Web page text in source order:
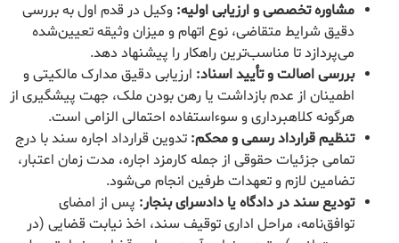
مشاوره تخصصی و ارزیابی اولیه: وکیل در قدم اول به بررسی
دقیق شرایط متقاضی، نوع اتهام و میزان وثیقه تعیین‌شده
می‌پردازد تا مناسب‌ترین راهکار را پیشنهاد دهد.
بررسی اصالت و تأیید اسناد: ارزیابی دقیق مدارک مالکیتی و
اطمینان از عدم بازداشت یا رهن بودن ملک، جهت پیشگیری از
هرگونه کلاهبرداری و سوءاستفاده احتمالی الزامی است.
تنظیم قرارداد رسمی و محکم: تدوین قرارداد اجاره سند با درج
تمامی جزئیات حقوقی از جمله کارمزد اجاره، مدت زمان اعتبار،
تضامین لازم و تعهدات طرفین انجام می‌شود.
تودیع سند در دادگاه یا دادسرای بنجار: پس از امضای
توافق‌نامه، مراحل اداری توقیف سند، اخذ نیابت قضایی (در